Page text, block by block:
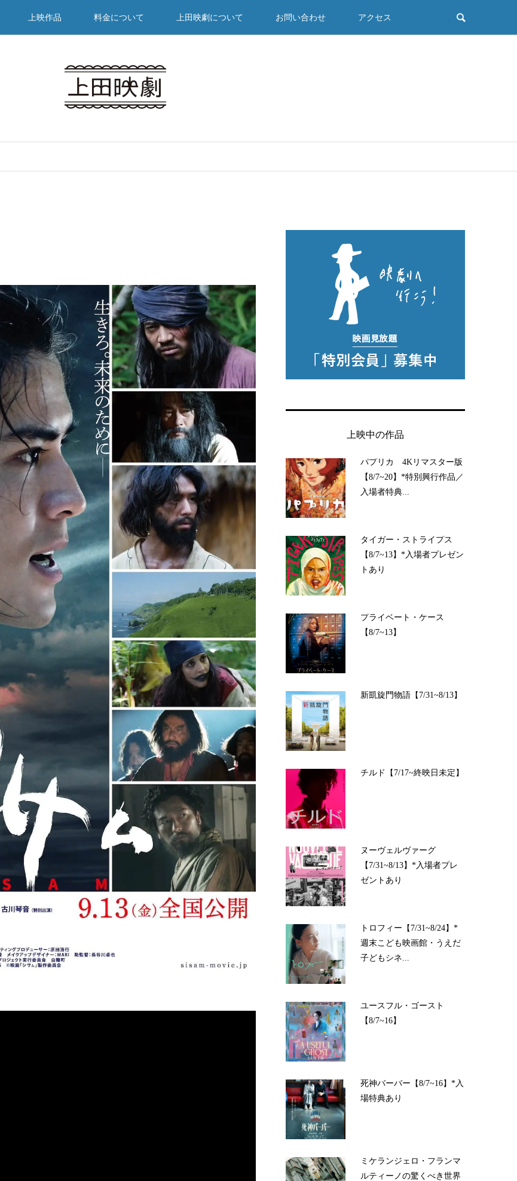
上映作品 料金について 上田映劇について お問い合わせ アクセス
上映中の作品
パプリカ 4Kリマスター版
【8/7~20】*特別興行作品／
入場者特典...
タイガー・ストライプス
【8/7~13】*入場者プレゼン
トあり
プライベート・ケース
【8/7~13】
新凱旋門物語【7/31~8/13】
チルド【7/17~終映日未定】
ヌーヴェルヴァーグ
【7/31~8/13】*入場者プレ
ゼントあり
トロフィー【7/31~8/24】*
週末こども映画館・うえだ
子どもシネ...
ユースフル・ゴースト
【8/7~16】
死神バーバー【8/7~16】*入
場特典あり
ミケランジェロ・フランマ
ルティーノの驚くべき世界